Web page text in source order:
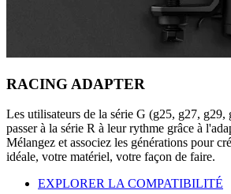
RACING ADAPTER
Les utilisateurs de la série G (g25, g27, g29,
passer à la série R à leur rythme grâce à
Mélangez et associez les générations pour
idéale, votre matériel, votre façon de faire.
EXPLORER LA COMPATIBILITÉ